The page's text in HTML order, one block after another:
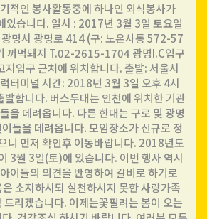
적인 봉사활동중에 하나인 외식봉사가
습니다. 일시 : 2017년 3월 3일 토요일
명시 광명로 414 (구: 노온사동 572-57
꺼먹돼지 T.02-2615-1704 광명I.C입구
지입구 근처에 위치합니다. 출발: 서울시
터미널 시간: 2018년 3월 3일 오후 4시
합니다. 버스두대는 인천에 위치한 기관
을 데려옵니다. 다른 한대는 구로 및 광명
들을 데려옵니다. 모임장소가 신규로 정
니 먼저 확인후 이동바랍니다. 2018년도
3월 3일(토)에 있습니다. 이번 행사 역시
이들의 의견을 반영하여 갈비로 하기로
소지하시되 실천하시지 못한 사랑가족
드리겠습니다. 이제는꽃필려는 봄이 오는